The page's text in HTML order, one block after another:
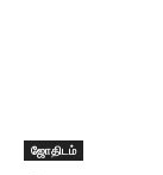
ஜோதிடம்